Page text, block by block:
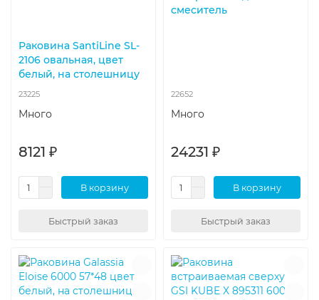
Раковина SantiLine SL-
2106 овальная, цвет
белый, на столешницу
23225
Много
8121 ₽
В корзину
Быстрый заказ
смеситель
22652
Много
24231 ₽
В корзину
Быстрый заказ